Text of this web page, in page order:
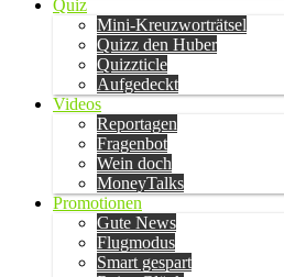
Quiz
Mini-Kreuzworträtsel
Quizz den Huber
Quizzticle
Aufgedeckt
Videos
Reportagen
Fragenbot
Wein doch
MoneyTalks
Promotionen
Gute News
Flugmodus
Smart gespart